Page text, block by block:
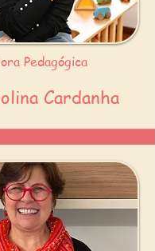
Pedagógica
Cardanha